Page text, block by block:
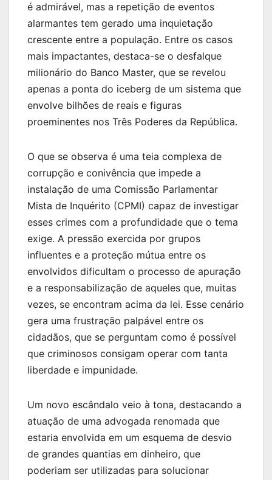
é admirável, mas a repetição de eventos
alarmantes tem gerado uma inquietação
crescente entre a população. Entre os casos
mais impactantes, destaca-se o desfalque
milionário do Banco Master, que se revelou
apenas a ponta do iceberg de um sistema que
envolve bilhões de reais e figuras
proeminentes nos Três Poderes da República.
O que se observa é uma teia complexa de
corrupção e conivência que impede a
instalação de uma Comissão Parlamentar
Mista de Inquérito (CPMI) capaz de investigar
esses crimes com a profundidade que o tema
exige. A pressão exercida por grupos
influentes e a proteção mútua entre os
envolvidos dificultam o processo de apuração
e a responsabilização de aqueles que, muitas
vezes, se encontram acima da lei. Esse cenário
gera uma frustração palpável entre os
cidadãos, que se perguntam como é possível
que criminosos consigam operar com tanta
liberdade e impunidade.
Um novo escândalo veio à tona, destacando a
atuação de uma advogada renomada que
estaria envolvida em um esquema de desvio
de grandes quantias em dinheiro, que
poderiam ser utilizadas para solucionar